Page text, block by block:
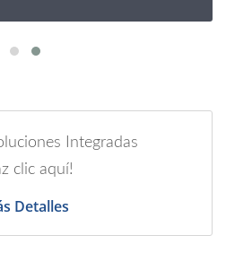
Integradas
clic aquí!
Detalles